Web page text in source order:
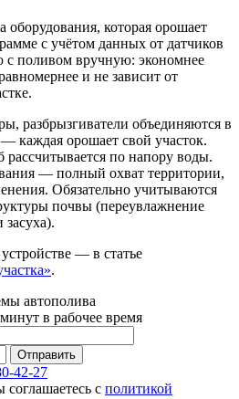
оборудования, которая орошает
с учётом данных от датчиков
поливом вручную: экономнее
и не зависит от
разбрызгиватели объединяются в
каждая орошает свой участок.
по напору воды.
— полный охват территории,
Обязательно учитываются
почвы (переувлажнение
— в статье
.
автополива
в рабочее время
Отправить
42-27
с политикой